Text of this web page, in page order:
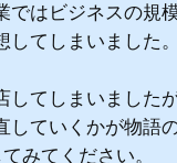
ではビジネスの規
てしまいました。
してしまいました
ていくかが物語
みてください。